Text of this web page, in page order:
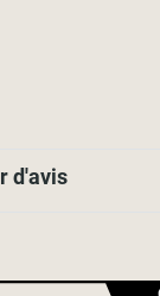
d'avis